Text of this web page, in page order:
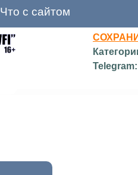
Что с сайтом
Telegram: